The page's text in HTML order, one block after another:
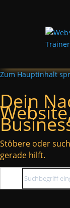
Zum Hauptinhalt
Dein
Stöbere oder
gerade hilft.